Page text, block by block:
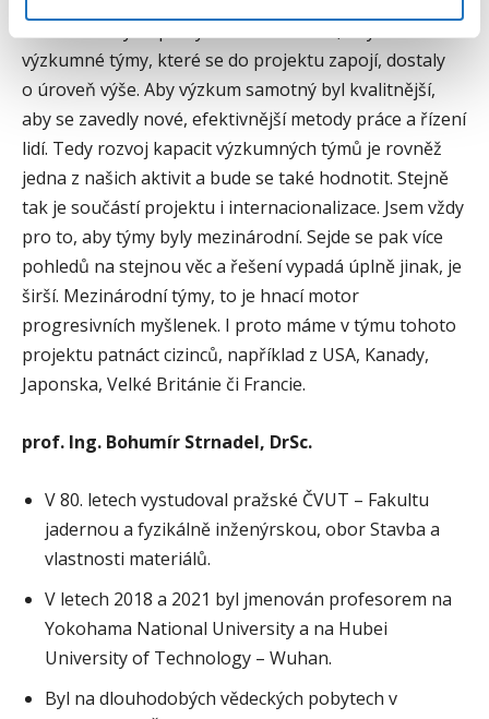
výzkumné týmy, které se do projektu zapojí, dostaly
o úroveň výše. Aby výzkum samotný byl kvalitnější,
aby se zavedly nové, efektivnější metody práce a řízení
lidí. Tedy rozvoj kapacit výzkumných týmů je rovněž
jedna z našich aktivit a bude se také hodnotit. Stejně
tak je součástí projektu i internacionalizace. Jsem vždy
pro to, aby týmy byly mezinárodní. Sejde se pak více
pohledů na stejnou věc a řešení vypadá úplně jinak, je
širší. Mezinárodní týmy, to je hnací motor
progresivních myšlenek. I proto máme v týmu tohoto
projektu patnáct cizinců, například z USA, Kanady,
Japonska, Velké Británie či Francie.
prof. Ing. Bohumír Strnadel, DrSc.
V 80. letech vystudoval pražské ČVUT – Fakultu
jadernou a fyzikálně inženýrskou, obor Stavba a
vlastnosti materiálů.
V letech 2018 a 2021 byl jmenován profesorem na
Yokohama National University a na Hubei
University of Technology – Wuhan.
Byl na dlouhodobých vědeckých pobytech v